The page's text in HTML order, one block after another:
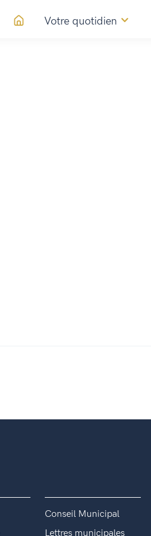
Votre quotidien
Conseil Municipal
Lettres municipales